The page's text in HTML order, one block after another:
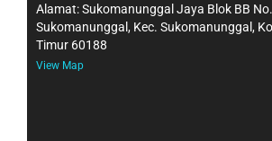
Alamat: Sukomanunggal Jaya Blok BB
Sukomanunggal, Kec. Sukomanunggal,
Timur 60188
View Map